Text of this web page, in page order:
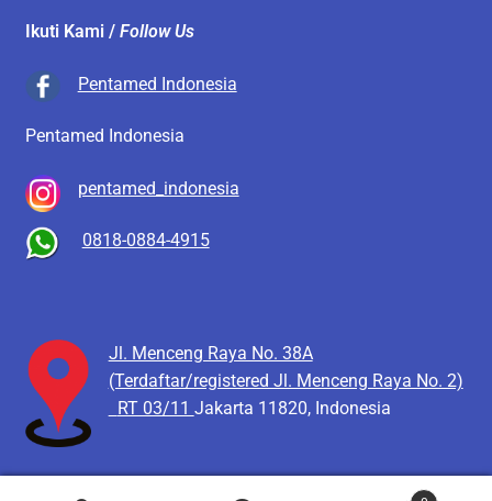
Ikuti Kami / Follow Us
Pentamed Indonesia
Pentamed Indonesia
pentamed_indonesia
0818-0884-4915
Jl. Menceng Raya No. 38A
(Terdaftar/registered Jl. Menceng Raya No. 2)
RT 03/11 Jakarta 11820, Indonesia